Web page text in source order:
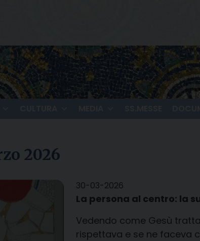
2026
30-03-2026
La persona al centro: la
Vedendo come Gesù
rispettava e se ne faceva